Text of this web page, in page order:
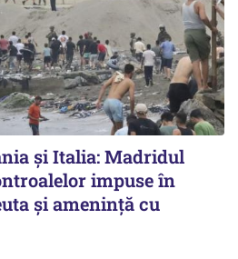
și Italia: Madridul
impuse în
și amenință cu